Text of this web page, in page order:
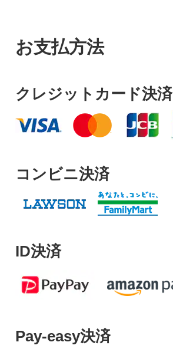
お支払方法
クレジットカード決済
コンビニ決済
ID決済
Pay-easy決済